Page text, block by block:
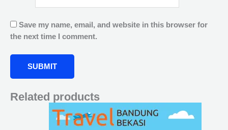
Save my name, email, and website in this browser for
the next time I comment.
Related products